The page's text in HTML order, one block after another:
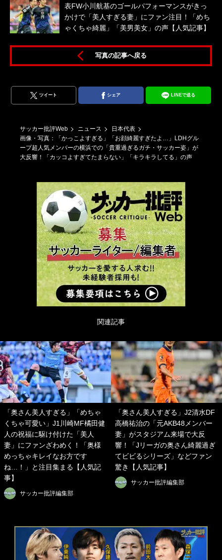
表FW小川航基のゴールパフォーマンスがきっ
かけで「美人すぎる妻」にファン注目！「めち
ゃくちゃ綺麗」「美男美女」の声【人気記事】
写真の記事へ戻る
ツイート シェア LINEで送る
サッカー批評Web ニュース
日本代表
画像・写真：「かっこよすぎる」「お顔綺麗すぎたよ…」LDHグル
ープ超人気メンバーの横浜での「貴重過ぎるガチ・サッカー姿」が
大反響！「カッコよすぎてたまらない」「キラキラしてる」の声
関連記事
「奥さん美人すぎる」「めちゃ
くちゃ可愛い」J1川崎MF橘田健
人の祝福に駆け付けた「美人
妻」にファンざわめく！「奥様
めっちゃキレイなお方です
ね…！」と注目集まる【人気記
事】
サッカー批評編集部
「奥さん美人すぎる」J2清水DF
高橋祐治の「元AKB48メンバー
妻」がスタジアム来場で大反
響！「Jリーガの奥さん綺麗過ぎ
てビビるシリーズ」などファン
驚き【人気記事】
サッカー批評編集部